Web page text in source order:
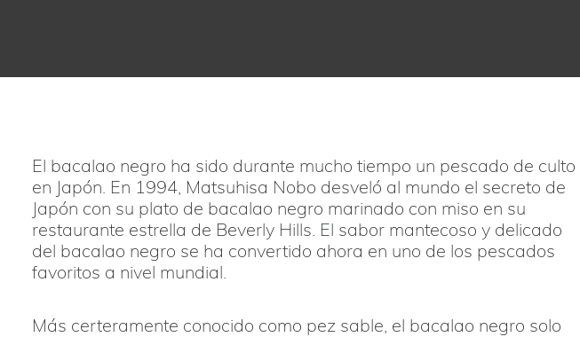
El bacalao negro ha sido durante mucho tiempo un pescado de culto
en Japón. En 1994, Matsuhisa Nobo desveló al mundo el secreto de
Japón con su plato de bacalao negro marinado con miso en su
restaurante estrella de Beverly Hills. El sabor mantecoso y delicado
del bacalao negro se ha convertido ahora en uno de los pescados
favoritos a nivel mundial.
Más certeramente conocido como pez sable, el bacalao negro solo